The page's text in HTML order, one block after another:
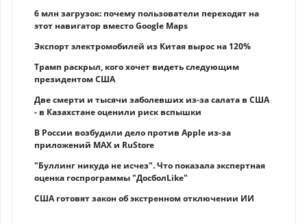
6 млн загрузок: почему пользователи переходят на
этот навигатор вместо Google Maps
Экспорт электромобилей из Китая вырос на 120%
Трамп раскрыл, кого хочет видеть следующим
президентом США
Две смерти и тысячи заболевших из-за салата в США
- в Казахстане оценили риск вспышки
В России возбудили дело против Apple из-за
приложений MAX и RuStore
"Буллинг никуда не исчез". Что показала экспертная
оценка госпрограммы "ДосболLike"
США готовят закон об экстренном отключении ИИ